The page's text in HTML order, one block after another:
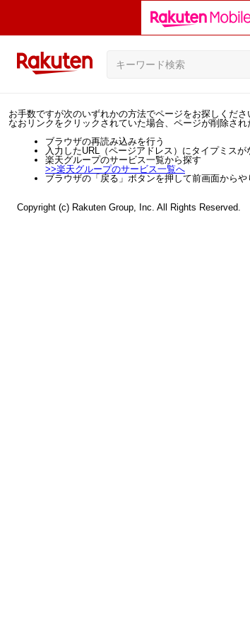
お手数ですが次のいずれかの方法でページをお探しくださ
なおリンクをクリックされていた場合、ページが削除さ
ブラウザの再読み込みを行う
入力したURL（ページアドレス）にタイプミスが
楽天グループのサービス一覧から探す
>>楽天グループのサービス一覧へ
ブラウザの「戻る」ボタンを押して前画面からや
Copyright (c) Rakuten Group, Inc. All Rights Reserved.